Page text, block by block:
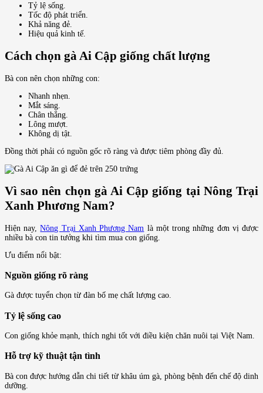
Tỷ lệ sống.
Tốc độ phát triển.
Khả năng đẻ.
Hiệu quả kinh tế.
Cách chọn gà Ai Cập giống chất lượng
Bà con nên chọn những con:
Nhanh nhẹn.
Mắt sáng.
Chân thẳng.
Lông mượt.
Không dị tật.
Đồng thời phải có nguồn gốc rõ ràng và được tiêm phòng đầy đủ.
Vì sao nên chọn gà Ai Cập giống tại Nông Trại
Xanh Phương Nam?
Hiện nay,Nông Trại Xanh Phương Nam là một trong những đơn vị được
nhiều bà con tin tưởng khi tìm mua con giống.
Ưu điểm nổi bật:
Nguồn giống rõ ràng
Gà được tuyển chọn từ đàn bố mẹ chất lượng cao.
Tỷ lệ sống cao
Con giống khỏe mạnh, thích nghi tốt với điều kiện chăn nuôi tại Việt Nam.
Hỗ trợ kỹ thuật tận tình
Bà con được hướng dẫn chi tiết từ khâu úm gà, phòng bệnh đến chế độ dinh
dưỡng.